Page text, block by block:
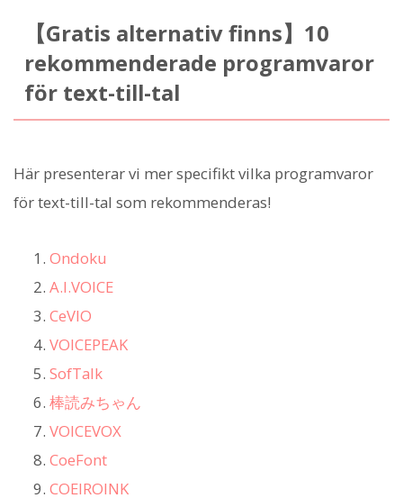
【Gratis alternativ finns】10
rekommenderade programvaror
för text-till-tal
Här presenterar vi mer specifikt vilka programvaror
för text-till-tal som rekommenderas!
Ondoku
A.I.VOICE
CeVIO
VOICEPEAK
SofTalk
棒読みちゃん
VOICEVOX
CoeFont
COEIROINK